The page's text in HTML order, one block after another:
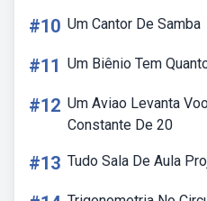
#10 Um Cantor De Samba
#11 Um Biênio Tem
#12 Um Aviao Levanta
Constante De 20
#13 Tudo Sala De Aula